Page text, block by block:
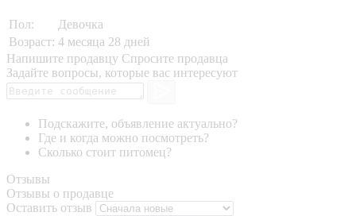
Пол:
Девочка
Возраст: 4 месяца 28 дней
Напишите продавцу Спросите продавца
Задайте вопросы, которые вас интересуют
Подскажите, объявление актуально?
Где и когда можно посмотреть?
Сколько стоит питомец?
Отзывы
Отзывы о продавце
Оставить отзыв